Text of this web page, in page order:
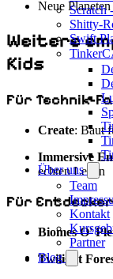
Scratch
Shitty-
Swift
Über uns
Team
Kontakt
Partner
Blog
Neue
Weitere
Kids
Für Technik-
Create: Baut
Immersive
echten Leben
Für Entdecker
Biomes O'
Twilight